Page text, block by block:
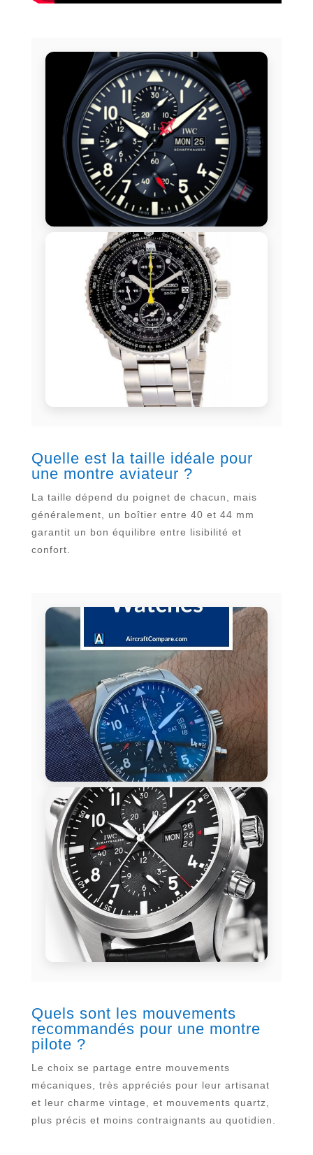
Quelle est la taille idéale pour
une montre aviateur ?
La taille dépend du poignet de chacun, mais
généralement, un boîtier entre 40 et 44 mm
garantit un bon équilibre entre lisibilité et
confort.
Quels sont les mouvements
recommandés pour une montre
pilote ?
Le choix se partage entre mouvements
mécaniques, très appréciés pour leur artisanat
et leur charme vintage, et mouvements quartz,
plus précis et moins contraignants au quotidien.